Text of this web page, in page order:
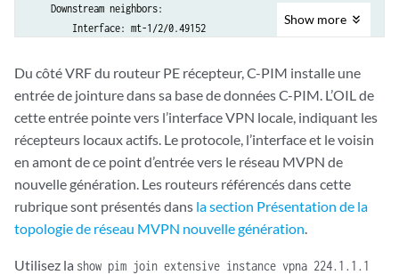
    Downstream neighbors:
        Interface: mt-1/2/0.49152
    Source: 10.1.1.1
    Flags: sparse,spt
    Upstream interface: so-0/0/3.0
    Upstream neighbor: 10.12.100.21
    Upstream state: Join to Source
    Keepalive timeout: 351
    Downstream neighbors:
            10.12.53.13 State: Join Flags: S Timeout: Infinity
Show more
Du côté VRF du routeur PE récepteur, C-PIM installe une
entrée de jointure dans sa base de données C-PIM. L’OIL de
cette entrée pointe vers l’interface VPN locale, indiquant les
récepteurs locaux actifs. Le protocole, l’interface et le voisin
en amont de ce point d’entrée vers le réseau MVPN de
nouvelle génération. Les routeurs référencés dans cette
rubrique sont présentés dans la section Présentation de la
topologie de réseau MVPN nouvelle génération.
Utilisez la show pim join extensive instance vpna 224.1.1.1